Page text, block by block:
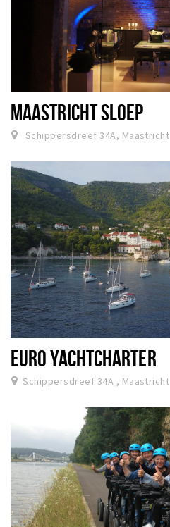
MAASTRICHT SLOEP
Schippersdreef 34A, Maastricht
EURO YACHTCHARTER
Schippersdreef 34A , Maastricht